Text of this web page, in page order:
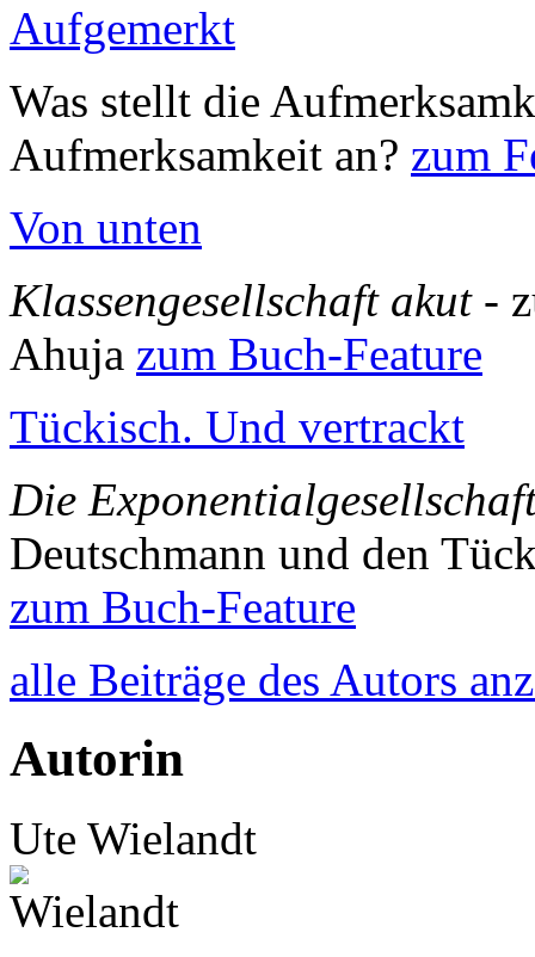
Aufgemerkt
Was stellt die
Aufmerksamkeit an? zum
Von unten
Klassengesellschaft akut-
Ahuja zum Buch-Feature
Tückisch. Und vertrackt
Die
Deutschmann und den
zum Buch-Feature
alle Beiträge des Autors
Autorin
Ute Wielandt